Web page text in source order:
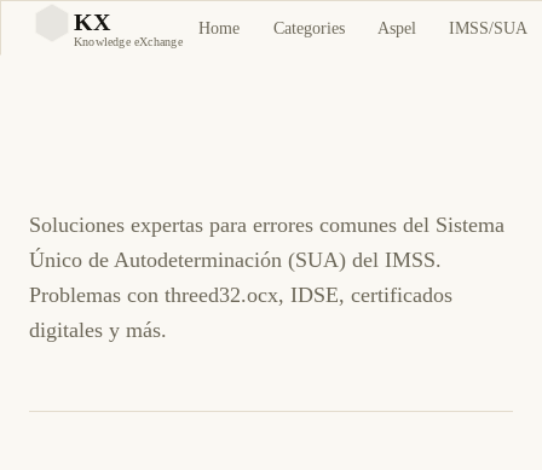
KX
Knowledge eXchange
Home Categories Aspel IMSS/SUA
Guía Completa de
Soluciones expertas para errores comunes del Sistema
Único de Autodeterminación (SUA) del IMSS.
Problemas con threed32.ocx, IDSE, certificados
digitales y más.